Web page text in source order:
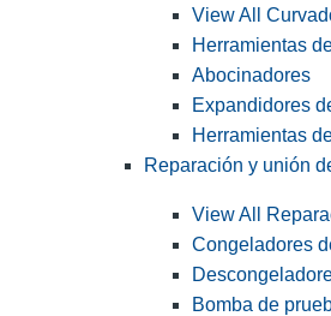
View All
Herramientas
Abocinadores
Expandidores
Herramientas
Reparación y unión
View All
Congeladores
Bomba de